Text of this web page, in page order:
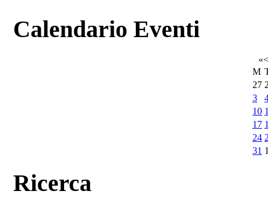
Calendario Eventi
«<
M
27
3
10
17
24
31
Ricerca